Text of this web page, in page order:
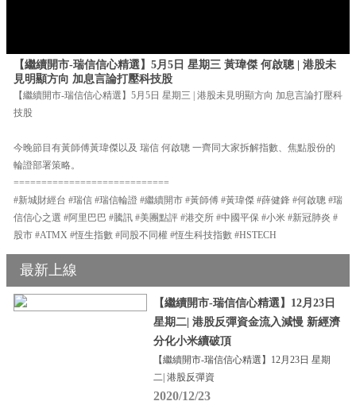
【繼續開市-瑞信信心精選】5月5日 星期三 黃瑋傑 何啟聰 | 港股未
見明顯方向 加息言論打壓科技股
【繼續開市-瑞信信心精選】5月5日 星期三 | 港股未見明顯方向 加息言論打壓科
技股
今晚節目有黃師傅黃瑋傑以及 瑞信 何啟聰 一齊同大家拆解指數、焦點股份的
輪證部署策略。
============================
#新城財經台 #瑞信 #瑞信輪證 #繼續開市 #黃師傅 #黃瑋傑 #薛健鋒 #何啟聰 #瑞
信信心之選 #阿里巴巴 #騰訊 #美團點評 #港交所 #中國平保 #小米 #新冠肺炎 #
股市 #ATMX #恆生指數 #同股不同權 #恆生科技指數 #HSTECH
最新上線
【繼續開市-瑞信信心精選】12月23日
星期二| 港股反彈資金流入減慢 新經濟
分化小米續破頂
【繼續開市-瑞信信心精選】12月23日 星期
二| 港股反彈資
2020/12/23